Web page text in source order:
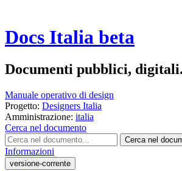
Docs Italia beta
Documenti pubblici, digitali.
Manuale operativo di design
Progetto: Designers Italia
Amministrazione: italia
Cerca nel documento
Cerca nel
Informazioni
versione-corrente